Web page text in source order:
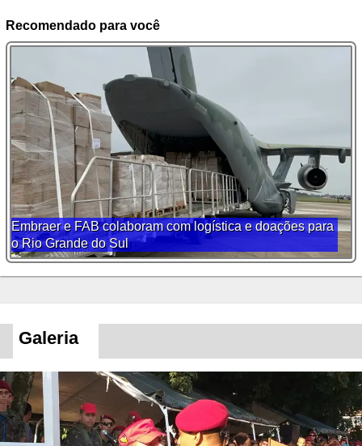
Recomendado para você
Embraer e FAB colaboram com logística e doações para
o Rio Grande do Sul
Galeria